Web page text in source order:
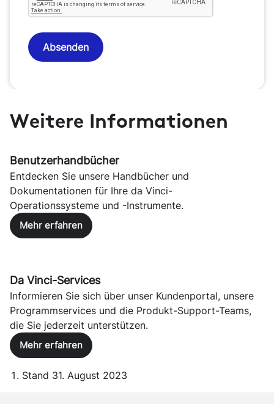
Absenden
Weitere Informationen
Benutzerhandbücher
Entdecken Sie unsere Handbücher und
Dokumentationen für Ihre da Vinci-
Operationssysteme und -Instrumente.
Mehr erfahren
Da Vinci-Services
Informieren Sie sich über unser Kundenportal, unsere
Programmservices und die Produkt-Support-Teams,
die Sie jederzeit unterstützen.
Mehr erfahren
Stand 31. August 2023